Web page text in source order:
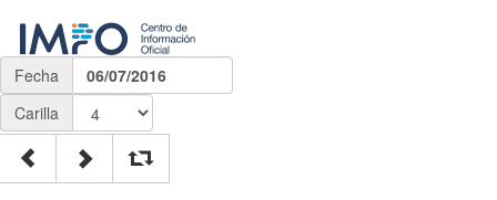
Fecha
06/07/2016
Carilla